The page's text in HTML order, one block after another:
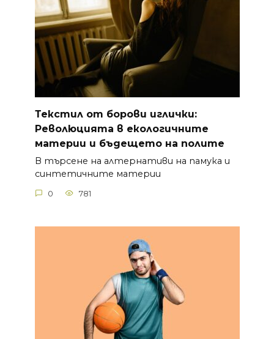
Текстил от борови иглички:
Революцията в екологичните
материи и бъдещето на полите
В търсене на алтернативи на памука и
синтетичните материи
0 781